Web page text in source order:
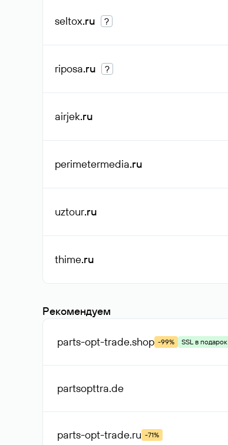
seltox.ru ?
riposa.ru ?
airjek.ru
perimetermedia.ru
uztour.ru
thime.ru
Рекомендуем
parts-opt-trade.shop -99% SSL в подарок
partsopttra.de
parts-opt-trade.ru -71%